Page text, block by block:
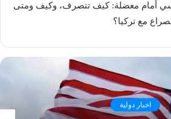
أمام معضلة: كيف تتصرف، وكيف ومتى
مع تركيا؟
اخبار دولية